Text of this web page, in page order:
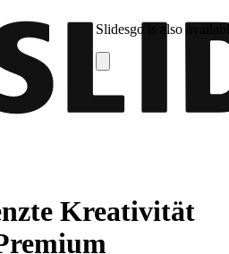
Slidesgo is also
Kreativität